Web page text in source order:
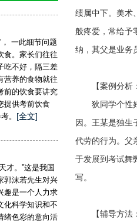
绩属中下。美术
般疼爱，常给予
纳，其父是业务
【案例分
狄同学个性
因。王某是独生
代劳的行为。父
于发展到考试舞
写。
【辅导方
， 一此细节问题
食。家长们往往
吃不好，隔三差
营养的食物就往
的饮食要讲究
提供考前饮食
。 [全文]
才。”这是我国
郭沫若先生对兴
趣是一个人力求
化科学知识和不
绪色彩的意向活